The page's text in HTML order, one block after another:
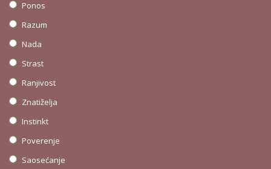
Ponos
Razum
Nada
Strast
Ranjivost
Znatiželja
Instinkt
Poverenje
Saosećanje